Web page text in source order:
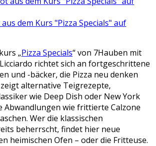
dem Kurs "Pizza Specials" auf
„Pizza Specials“ von 7Hauben mit
richtet sich an fortgeschrittene
und -bäcker, die Pizza neu denken
alternative Teigrezepte,
wie Deep Dish oder New York
Abwandlungen wie frittierte Calzone
Wer die klassischen
beherrscht, findet hier neue
heimischen Ofen – oder die Fritteuse.